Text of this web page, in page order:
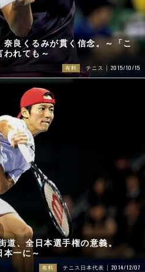
良くるみが貫く信念。～「こ
われても～
有料 テニス 2015/10/15
道、全日本選手権の意義。
本一に～
有料 テニス日本代表 2014/12/07